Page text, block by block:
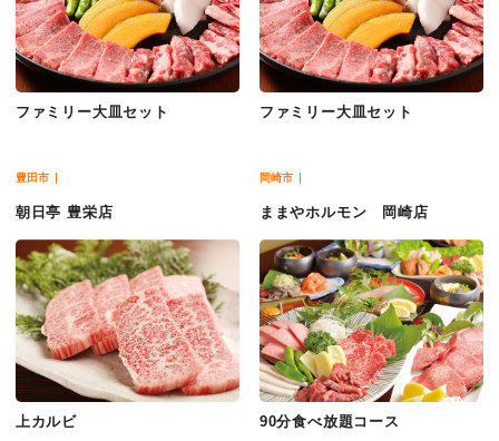
ファミリー大皿セット ファミリー大皿セット
豊田市
朝日亭 豊栄店
上カルビ
岡崎市
ままやホルモン 岡崎店
90分食べ放題コース